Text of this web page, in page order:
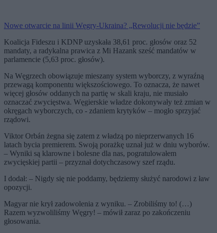
Nowe otwarcie na linii Węgry-Ukraina? „Rewolucji nie będzie”
Koalicja Fideszu i KDNP uzyskała 38,61 proc. głosów oraz 52
mandaty, a radykalna prawica z Mi Hazank sześć mandatów w
parlamencie (5,63 proc. głosów).
Na Węgrzech obowiązuje mieszany system wyborczy, z wyraźną
przewagą komponentu większościowego. To oznacza, że nawet
więcej głosów oddanych na partię w skali kraju, nie musiało
oznaczać zwycięstwa. Węgierskie władze dokonywały też zmian w
okręgach wyborczych, co - zdaniem krytyków – mogło sprzyjać
rządowi.
Viktor Orbán żegna się zatem z władzą po nieprzerwanych 16
latach bycia premierem. Swoją porażkę uznał już w dniu wyborów.
– Wyniki są klarowne i bolesne dla nas, pogratulowałem
zwycięskiej partii – przyznał dotychczasowy szef rządu.
I dodał: – Nigdy się nie poddamy, będziemy służyć narodowi z ław
opozycji.
Magyar nie krył zadowolenia z wyniku. – Zrobiliśmy to! (…)
Razem wyzwoliliśmy Węgry! – mówił zaraz po zakończeniu
głosowania.